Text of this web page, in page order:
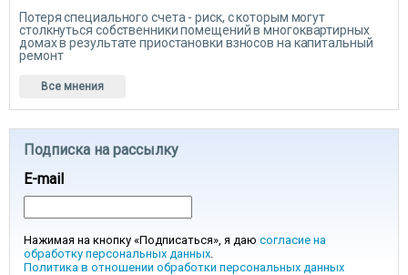
Потеря специального счета - риск, с которым могут
столкнуться собственники помещений в многоквартирных
домах в результате приостановки взносов на капитальный
ремонт
Все мнения
Подписка на рассылку
E-mail
Нажимая на кнопку «Подписаться», я даю согласие на
обработку персональных данных.
Политика в отношении обработки персональных данных